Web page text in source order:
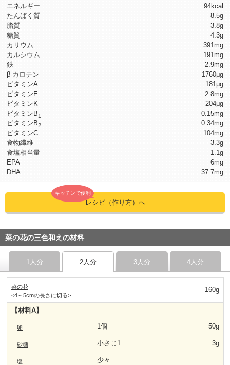
エネルギー
94kcal
たんぱく質
8.5g
脂質
3.8g
糖質
4.3g
カリウム
391mg
カルシウム
191mg
鉄
2.9mg
β-カロテン
1760μg
ビタミンA
181μg
ビタミンE
2.8mg
ビタミンK
204μg
ビタミンB1
0.15mg
ビタミンB2
0.34mg
ビタミンC
104mg
食物繊維
3.3g
食塩相当量
1.1g
EPA
6mg
DHA
37.7mg
キッチンで便利
レシピ（作り方）へ
菜の花の三色和えの材料
1人分 2人分 3人分 4人分
菜の花
<4～5cmの長さに切る>
160g
【材料A】
卵 1個 50g
砂糖 小さじ1 3g
塩 少々